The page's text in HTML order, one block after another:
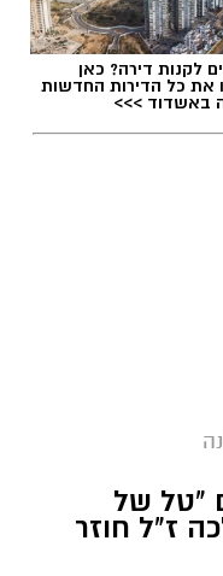
לקנות דירה? כאן
את כל הדירות החדשות
באשדוד >>>
"טל של
ז"ל חוזר